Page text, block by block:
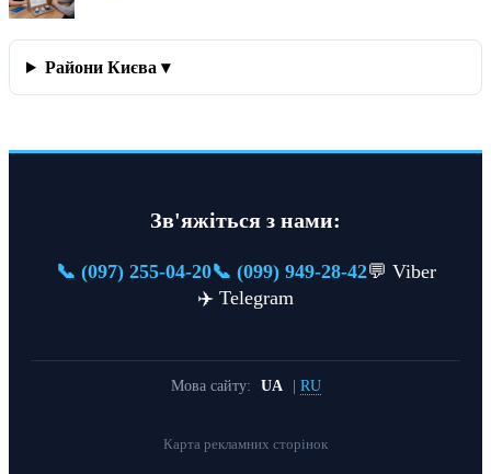
Райони Києва ▾
Зв'яжіться з нами:
📞 (097) 255-04-20📞 (099) 949-28-42💬 Viber
✈️ Telegram
Мова сайту: UA RU
Карта рекламних сторінок